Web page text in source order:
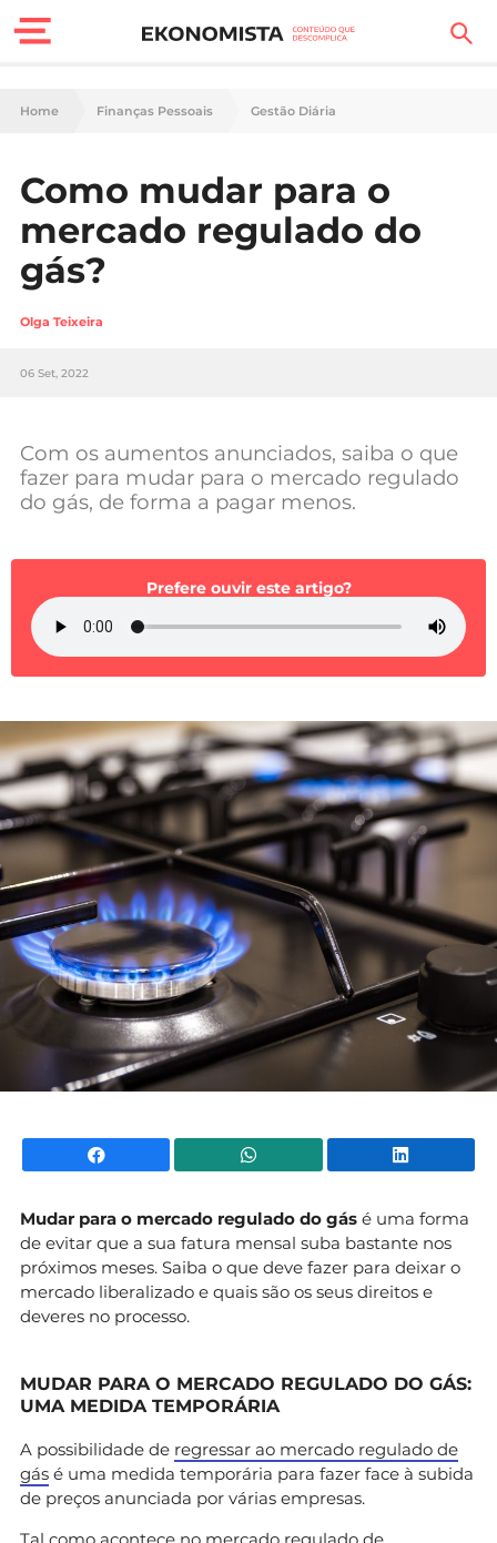
Finanças Pessoais
Carreira
Casa
Lifestyle
Sociedade
Negócios
Mundial 2026
Home Finanças Pessoais Gestão Diária
Como mudar para o
mercado regulado do
gás?
Olga Teixeira
06 Set, 2022
Com os aumentos anunciados, saiba o que
fazer para mudar para o mercado regulado
do gás, de forma a pagar menos.
Prefere ouvir este artigo?
Facebook WhatsApp
Mudar para o mercado regulado do gás é uma forma
de evitar que a sua fatura mensal suba bastante nos
próximos meses. Saiba o que deve fazer para deixar o
mercado liberalizado e quais são os seus direitos e
deveres no processo.
MUDAR PARA O MERCADO REGULADO DO GÁS:
UMA MEDIDA TEMPORÁRIA
A possibilidade de regressar ao mercado regulado de
gás é uma medida temporária para fazer face à subida
de preços anunciada por várias empresas.
Tal como acontece no mercado regulado de